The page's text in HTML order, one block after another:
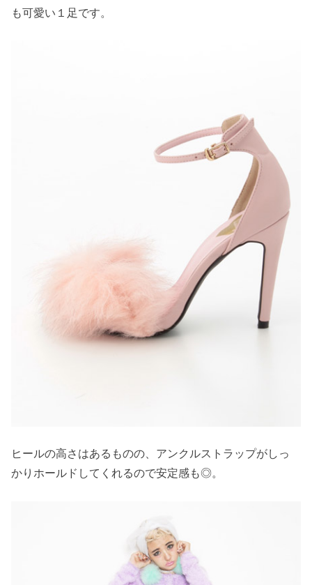
も可愛い１足です。
ヒールの高さはあるものの、アンクルストラップがしっ
かりホールドしてくれるので安定感も◎。